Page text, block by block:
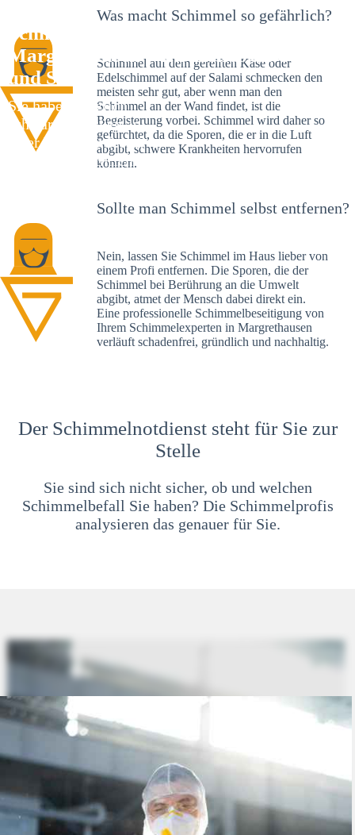
Schimmelexperte in
Margrethausen – Ihr Helfer an Ort
und Stelle
Sie haben kürzlich
schwarze Flecken an
Ihrer Wand entdeckt?
Schlechte Nachrichten:
Was macht Schimmel so gefährlich?
Schimmel auf dem gereiften Käse oder
Edelschimmel auf der Salami schmecken den
meisten sehr gut, aber wenn man den
Schimmel an der Wand findet, ist die
Begeisterung vorbei. Schimmel wird daher so
gefürchtet, da die Sporen, die er in die Luft
abgibt, schwere Krankheiten hervorrufen
können.
Sollte man Schimmel selbst entfernen?
Nein, lassen Sie Schimmel im Haus lieber von
einem Profi entfernen. Die Sporen, die der
Schimmel bei Berührung an die Umwelt
abgibt, atmet der Mensch dabei direkt ein.
Eine professionelle Schimmelbeseitigung von
Ihrem Schimmelexperten in Margrethausen
verläuft schadenfrei, gründlich und nachhaltig.
Der Schimmelnotdienst steht für Sie zur
Stelle
Sie sind sich nicht sicher, ob und welchen
Schimmelbefall Sie haben? Die Schimmelprofis
analysieren das genauer für Sie.